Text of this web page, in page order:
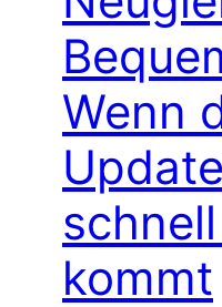
Wenn
kommt